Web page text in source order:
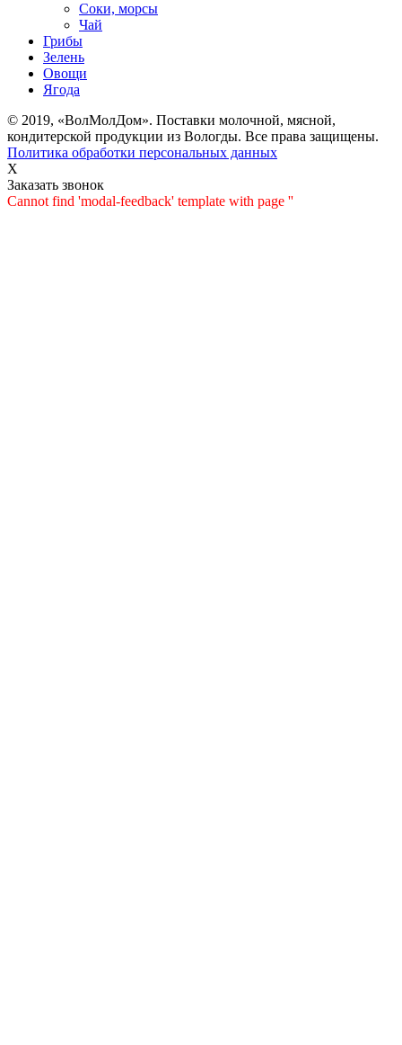
Соки, морсы
Чай
Грибы
Зелень
Овощи
Ягода
© 2019, «ВолМолДом». Поставки молочной, мясной,
кондитерской продукции из Вологды. Все права защищены.
Политика обработки персональных данных
X
Заказать звонок
Cannot find 'modal-feedback' template with page ''